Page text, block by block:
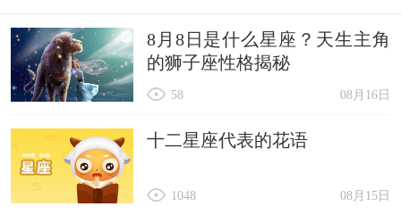
8月8日是什么星座？天生主角
的狮子座性格揭秘
08月16日
58
十二星座代表的花语
08月15日
1048